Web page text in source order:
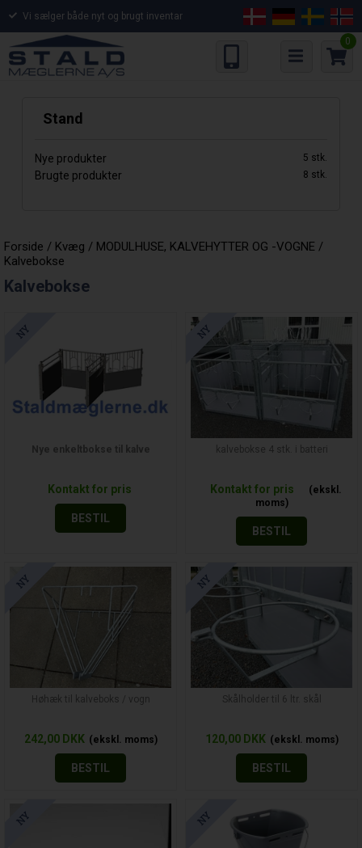
Vi sælger både nyt og brugt inventar
0
Stand
Nye produkter 5
Brugte produkter 8
Forside / Kvæg / MODULHUSE, KALVEHYTTER OG -VOGNE /
Kalvebokse
Kalvebokse
Nye enkeltbokse til kalve
Kontakt for pris
BESTIL
kalvebokse 4 stk. i batteri
Kontakt for pris
BESTIL
Høhæk til kalveboks / vogn
242,00 DKK
BESTIL
Skålholder til 6 ltr. skål
120,00 DKK
BESTIL